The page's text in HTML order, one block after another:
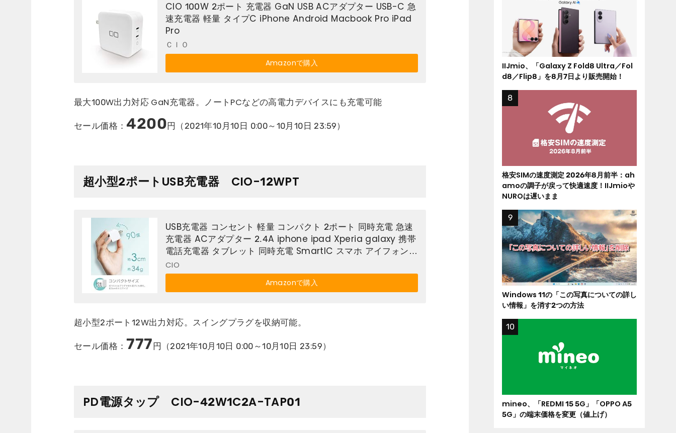
CIO 100W 2ポート 充電器 GaN USB ACアダプター USB-C 急
速充電器 軽量 タイプC iPhone Android Macbook Pro iPad
Pro
ＣＩＯ
Amazonで購入
最大100W出力対応 GaN充電器。ノートPCなどの高電力デバイスにも充電可能
セール価格：4200円（2021年10月10日 0:00～10月10日 23:59）
超小型2ポートUSB充電器 CIO-12WPT
USB充電器 コンセント 軽量 コンパクト 2ポート 同時充電 急速
充電器 ACアダプター 2.4A iphone ipad Xperia galaxy 携帯
電話充電器 タブレット 同時充電 SmartIC スマホ アイフォンX
iphone8 plus ピンク
CIO
Amazonで購入
超小型2ポート12W出力対応。スイングプラグを収納可能。
セール価格： 777円（2021年10月10日 0:00～10月10日 23:59）
PD電源タップ CIO-42W1C2A-TAP01
IIJmio、「Galaxy Z Fold8 Ultra／Fol
d8／Flip8」を8月7日より販売開始！
格安SIMの速度測定 2026年8月前半：ah
amoの調子が戻って快適速度！IIJmioや
NUROは遅いまま
Windows 11の「この写真についての詳し
い情報」を消す2つの方法
mineo、「REDMI 15 5G」「OPPO A5
5G」の端末価格を変更（値上げ）